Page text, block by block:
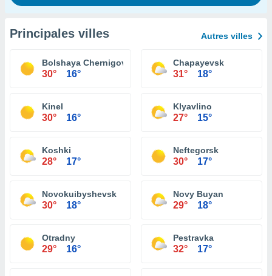
Principales villes Autres villes
Bolshaya Chernigovka
30° 16°
Chapayevsk
31° 18°
Kinel
30° 16°
Klyavlino
27° 15°
Koshki
28° 17°
Neftegorsk
30° 17°
Novokuibyshevsk
30° 18°
Novy Buyan
29° 18°
Otradny
29° 16°
Pestravka
32° 17°